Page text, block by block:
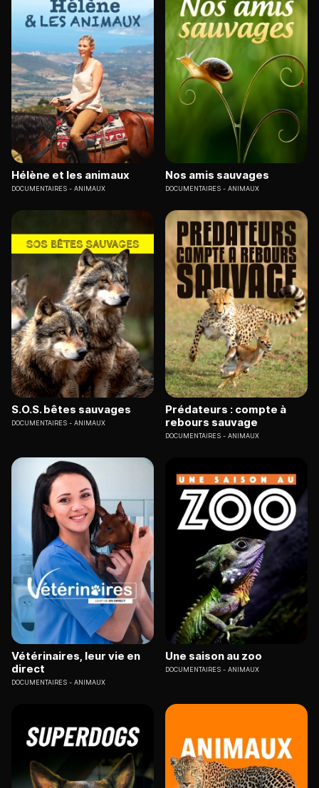
Hélène et les animaux
DOCUMENTAIRES ANIMAUX
Nos amis sauvages
DOCUMENTAIRES ANIMAUX
S.O.S. bêtes sauvages
DOCUMENTAIRES ANIMAUX
Prédateurs : compte à
rebours sauvage
DOCUMENTAIRES ANIMAUX
Vétérinaires, leur vie en
direct
DOCUMENTAIRES ANIMAUX
Une saison au zoo
DOCUMENTAIRES ANIMAUX